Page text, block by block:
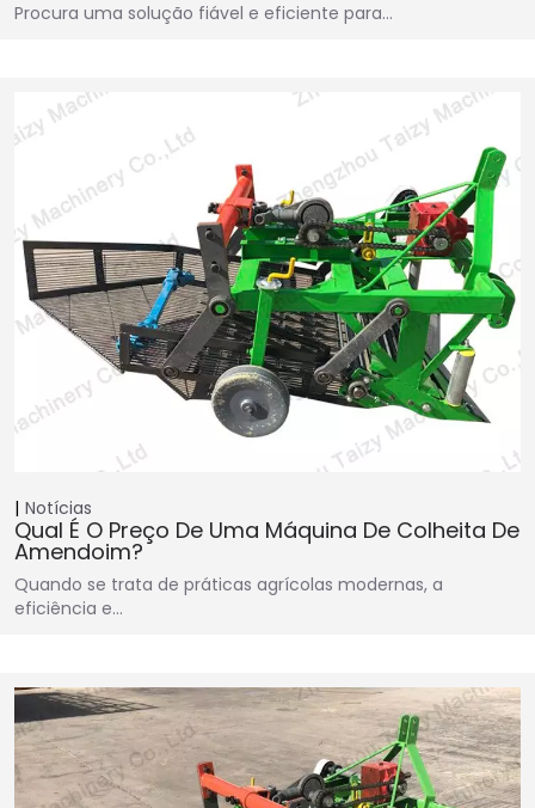
Procura uma solução fiável e eficiente para…
Notícias
Qual É O Preço De Uma Máquina De Colheita De
Amendoim?
Quando se trata de práticas agrícolas modernas, a
eficiência e…